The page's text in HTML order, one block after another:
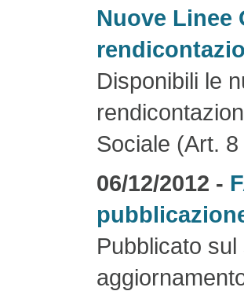
Nuove Linee
Disponibili le
Sociale (Art.
06/12/2012 -
Pubblicato